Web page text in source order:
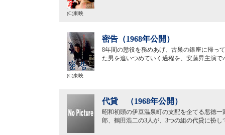
(C)東映
密告（1968年公開）
8年間の懲役を務めあげ、古巣の銀座に帰っ
た男を追いつめていく過程を、安藤昇主演
(C)東映
代貸 （1968年公開）
昭和初頭の伊豆温泉町の支配を企てる悪徳
郎、鶴田浩二の3人が、3つの組の代貸に扮